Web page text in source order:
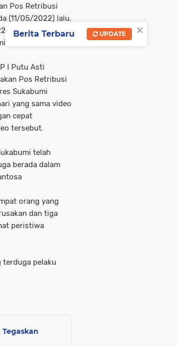
Pos Retribusi
(11/05/2022) lalu.
pukul 13.00 Wib,
I Putu Asti
Pos Retribusi
Sukabumi
yang sama video
cepat
tersebut.
telah
berada dalam
orang yang
dan tiga
peristiwa
terduga pelaku
×
Berita Terbaru UPDATE